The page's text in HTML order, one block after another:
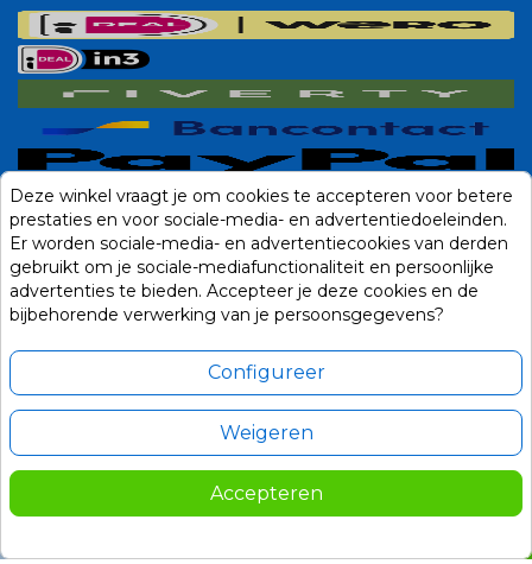
Deze winkel vraagt je om cookies te accepteren voor betere
prestaties en voor sociale-media- en advertentiedoeleinden.
Er worden sociale-media- en advertentiecookies van derden
gebruikt om je sociale-mediafunctionaliteit en persoonlijke
advertenties te bieden. Accepteer je deze cookies en de
bijbehorende verwerking van je persoonsgegevens?
Configureer
Weigeren
Accepteren